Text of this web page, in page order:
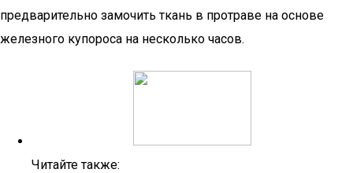
предварительно замочить ткань в протраве на основе
железного купороса на несколько часов.
Читайте также: